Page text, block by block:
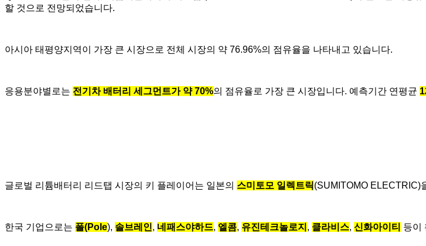
할 것으로 전망되었습니다.
아시아 태평양지역이 가장 큰 시장으로 전체 시장의 약 76.96%의 점유율을 나타내고 있습니다.
응용분야별로는 전기차 배터리 세그먼트가 약 70%의 점유율로 가장 큰 시장입니다. 예측기간 연평균
글로벌 리튬배터리 리드탭 시장의 키 플레이어는 일본의 스미토모 일렉트릭(SUMITOMO ELECTRIC)
한국 기업으로는 폴(Pole), 솔브레인, 네패스야하드, 엘콤, 유진테크놀로지 , 클라비스, 신화아이티 등이